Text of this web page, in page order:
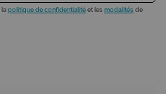
la politique de confidentialité et les modalités de